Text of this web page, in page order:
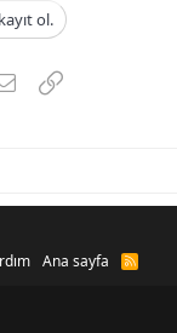
ol.
E-postaLink
Ana sayfa
R
S